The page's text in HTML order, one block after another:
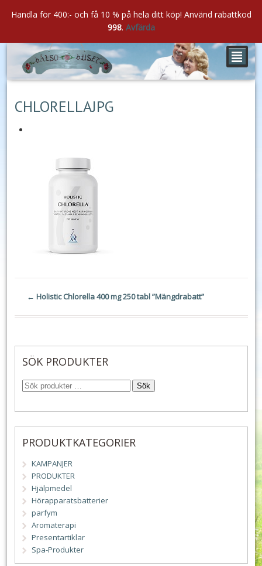
²
CHLORELLAJPG
← Holistic Chlorella 400 mg 250 tabl ”Mängdrabatt”
SÖK PRODUKTER
Sök
PRODUKTKATEGORIER
KAMPANJER
PRODUKTER
Hjälpmedel
Hörapparatsbatterier
parfym
Aromaterapi
Presentartiklar
Spa-Produkter
Handla för 400:- och få 10 % på hela ditt köp! Använd rabattkod
998. Avfärda